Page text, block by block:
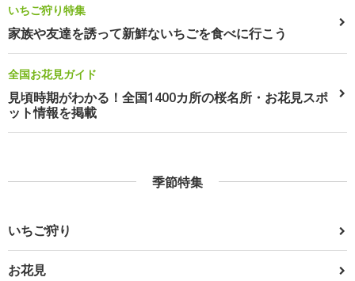
いちご狩り特集
家族や友達を誘って新鮮ないちごを食べに行こう
全国お花見ガイド
見頃時期がわかる！全国1400カ所の桜名所・お花見スポ
ット情報を掲載
季節特集
いちご狩り
お花見